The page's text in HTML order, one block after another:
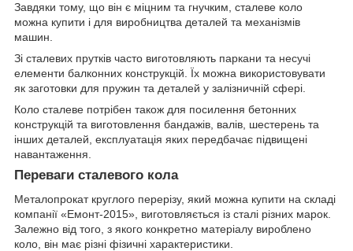
Завдяки тому, що він є міцним та гнучким, сталеве коло
можна купити і для виробництва деталей та механізмів
машин.
Зі сталевих прутків часто виготовляють паркани та несучі
елементи балконних конструкцій. Їх можна використовувати
як заготовки для пружин та деталей у залізничній сфері.
Коло сталеве потрібен також для посилення бетонних
конструкцій та виготовлення бандажів, валів, шестерень та
інших деталей, експлуатація яких передбачає підвищені
навантаження.
Переваги сталевого кола
Металопрокат круглого перерізу, який можна купити на складі
компанії «Емонт-2015», виготовляється із сталі різних марок.
Залежно від того, з якого конкретно матеріалу вироблено
коло, він має різні фізичні характеристики.